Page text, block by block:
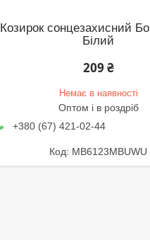
Козирок сонцезахисний
Білий
209 ₴
Немає в наявності
Оптом і в роздріб
+380 (67) 421-02-44
MB6123MBUWU